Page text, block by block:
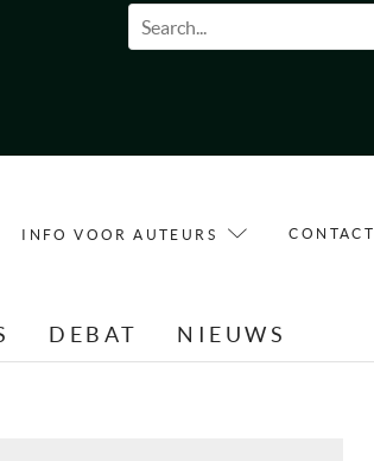
Zoekveld
INFO VOOR AUTEURS CONTACT
DEBAT NIEUWS